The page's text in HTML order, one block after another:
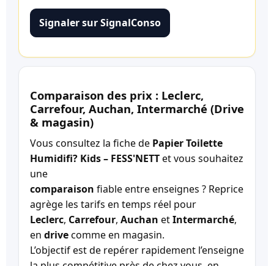
Signaler sur SignalConso
Comparaison des prix : Leclerc,
Carrefour, Auchan, Intermarché (Drive
& magasin)
Vous consultez la fiche de Papier Toilette
Humidifi? Kids – FESS'NETTet vous souhaitez
une
comparaison fiable entre enseignes ? Reprice
agrège les tarifs en temps réel pour
Leclerc, Carrefour, Auchan etIntermarché,
en drivecomme en magasin.
L’objectif est de repérer rapidement l’enseigne